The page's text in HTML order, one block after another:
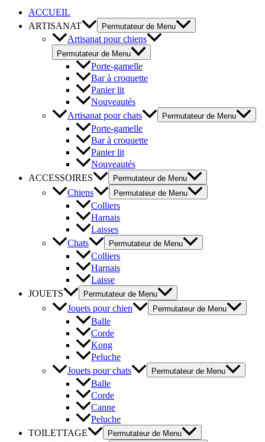
ACCUEIL
ARTISANAT
Permutateur de Menu
Artisanat pour chiens
Permutateur de Menu
Porte-gamelle
Bar à croquette
Panier lit
Nouveautés
Artisanat pour chats
Permutateur de Menu
Porte-gamelle
Bar à croquette
Panier lit
Nouveautés
ACCESSOIRES
Permutateur de Menu
Chiens Permutateur de Menu
Colliers
Harnais
Laisses
Chats
Permutateur de Menu
Colliers
Harnais
Laisse
JOUETS
Permutateur de Menu
Jouets pour chien Permutateur de Menu
Balle
Corde
Kong
Peluche
Jouets pour chats
Permutateur de Menu
Balle
Corde
Canne
Peluche
TOILETTAGE
Permutateur de Menu